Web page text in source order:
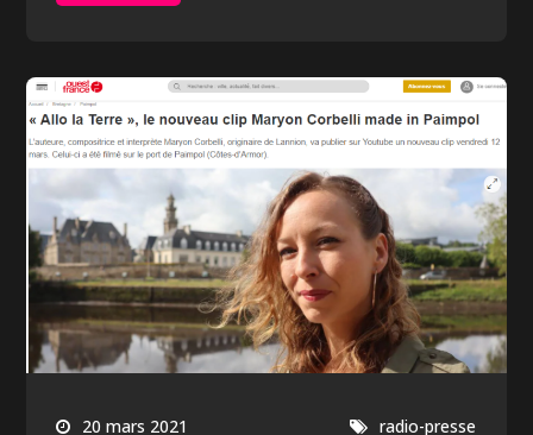
20 mars 2021 radio-presse